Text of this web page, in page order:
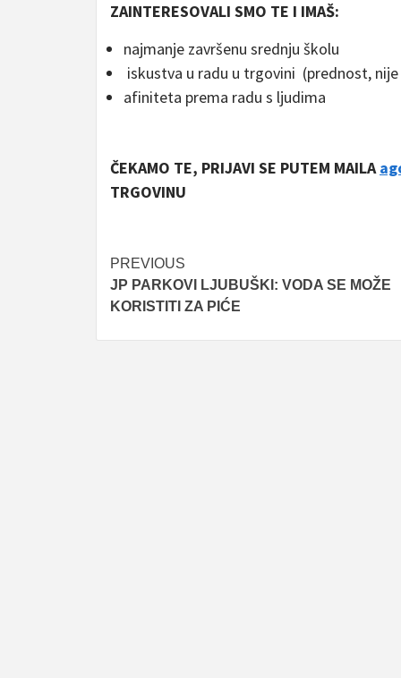
ZAINTERESOVALI SMO TE I IMAŠ:
najmanje završenu srednju školu
iskustva u radu u trgovini (prednost,
afiniteta prema radu s ljudima
ČEKAMO TE, PRIJAVI SE PUTEM MAILA
TRGOVINU
Post
navigation
PREVIOUS
JP PARKOVI LJUBUŠKI: VODA SE MOŽE
KORISTITI ZA PIĆE